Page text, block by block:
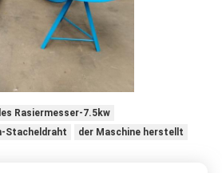
Rasiermesser-7.5kw
Stacheldraht
der Maschine herstellt